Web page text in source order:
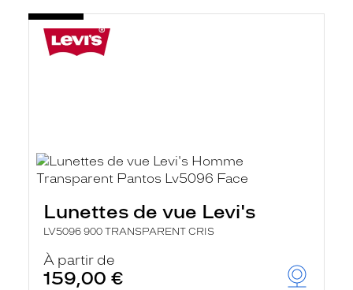
Lunettes de vue Levi's
LV5096 900 TRANSPARENT CRIS
À partir de
159,00 €